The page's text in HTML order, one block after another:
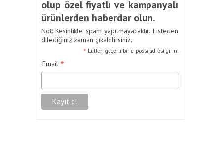
olup özel fiyatlı ve kampanyalı
ürünlerden haberdar olun.
Not: Kesinlikle spam yapılmayacaktır. Listeden
dilediğiniz zaman çıkabilirsiniz.
* Lütfen geçerli bir e-posta adresi girin.
Email *